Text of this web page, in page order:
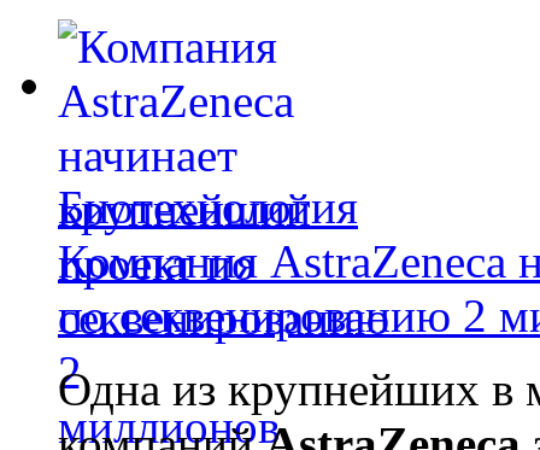
Биотехнология
Компания AstraZeneca
по секвенированию 2
Одна из крупнейших в